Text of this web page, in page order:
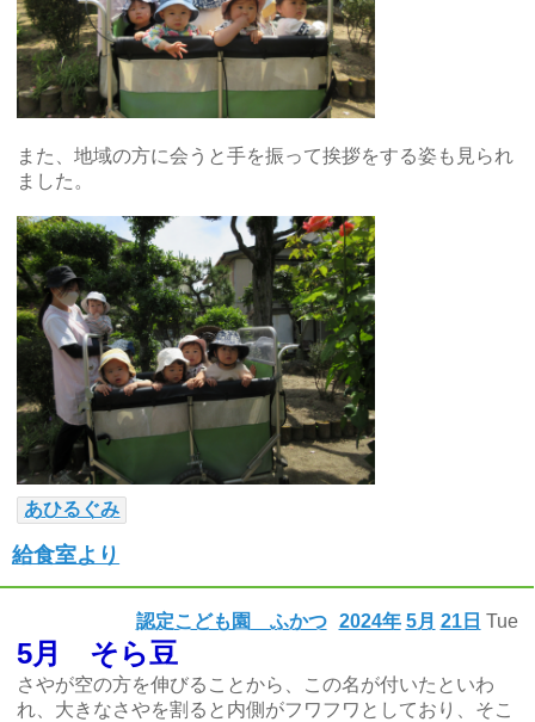
また、地域の方に会うと手を振って挨拶をする姿も見られ
ました。
あひるぐみ
給食室より
2024年 5月 21日 Tue
認定こども園 ふかつ
5月 そら豆
さやが空の方を伸びることから、この名が付いたといわ
れ、大きなさやを割ると内側がフワフワとしており、そこ